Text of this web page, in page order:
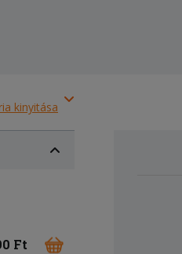
kinyitása
Ft